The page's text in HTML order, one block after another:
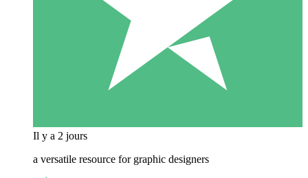
Il y a 2 jours
a versatile resource for graphic designers